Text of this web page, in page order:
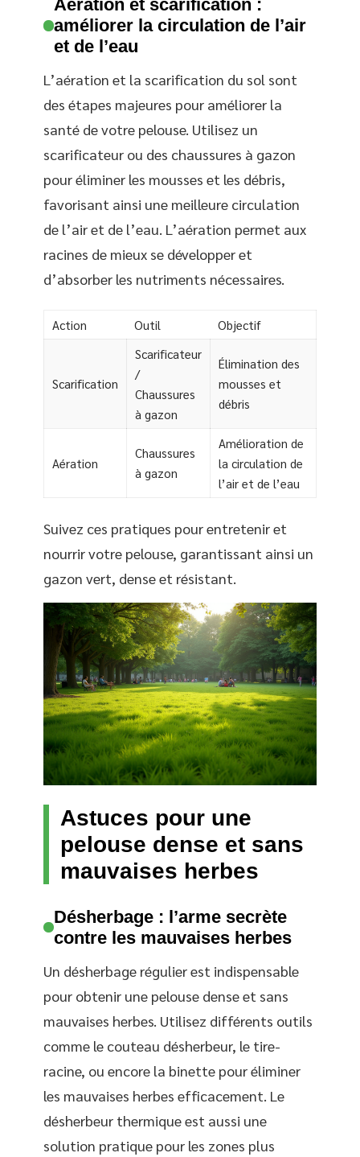
Aération et scarification :
améliorer la circulation de l’air
et de l’eau
L’aération et la scarification du sol sont
des étapes majeures pour améliorer la
santé de votre pelouse. Utilisez un
scarificateur ou des chaussures à gazon
pour éliminer les mousses et les débris,
favorisant ainsi une meilleure circulation
de l’air et de l’eau. L’aération permet aux
racines de mieux se développer et
d’absorber les nutriments nécessaires.
Action Outil Objectif
Scarification
Scarificateur
/
Chaussures
à gazon
Élimination des
mousses et
débris
Aération
Chaussures
à gazon
Amélioration de
la circulation de
l’air et de l’eau
Suivez ces pratiques pour entretenir et
nourrir votre pelouse, garantissant ainsi un
gazon vert, dense et résistant.
Astuces pour une
pelouse dense et sans
mauvaises herbes
Désherbage : l’arme secrète
contre les mauvaises herbes
Un désherbage régulier est indispensable
pour obtenir une pelouse dense et sans
mauvaises herbes. Utilisez différents outils
comme le couteau désherbeur, le tire-
racine, ou encore la binette pour éliminer
les mauvaises herbes efficacement. Le
désherbeur thermique est aussi une
solution pratique pour les zones plus